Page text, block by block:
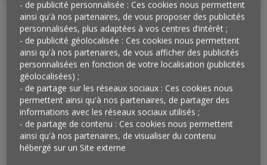
Les zooms de L’Observatoire Cetelem continue
d’explorer le thème de l’habitatavec un second
sondage réalisé par Harris Interactive sur« le
logement, premier lieu d’action écologique ? » :
quelles sont les perceptions des Français de
l’écologie au sein d’un logement ? Quels sont les
gestes en faveur de l’environnement qu’ils
privilégient ? Quelle place globalement accordent-
ils à l’écologie au sein de leur logement ?
- de publicité personnalisée : Ces cookies nous permettent
ainsi qu'à nos partenaires, de vous proposer des publicités
personnalisées, plus adaptées à vos centres d’intérêt ;
- de publicité géolocalisée : Ces cookies nous permettent
ainsi qu'à nos partenaires, de vous afficher des publicités
personnalisées en fonction de votre localisation (publicités
géolocalisées) ;
- de partage sur les réseaux sociaux : Ces cookies nous
permettent ainsi qu'à nos partenaires, de partager des
informations avec les réseaux sociaux utilisés ;
- de partage de contenu : Ces cookies nous permettent
ainsi qu'à nos partenaires, de visualiser du contenu
hébergé sur un Site externe